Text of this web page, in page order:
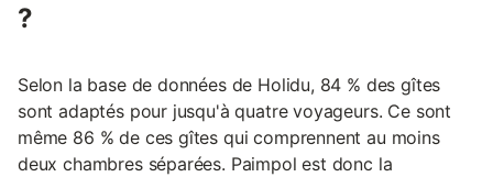
?
Selon la base de données de Holidu, 84 % des gîtes
sont adaptés pour jusqu'à quatre voyageurs. Ce sont
même 86 % de ces gîtes qui comprennent au moins
deux chambres séparées. Paimpol est donc la